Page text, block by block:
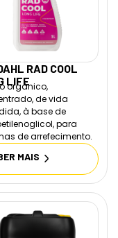
RAD COOL
LIFE
orgânico,
de vida
à base de
para
de arrefecimento.
MAIS